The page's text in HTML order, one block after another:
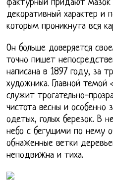
фактурный придают мазок
декоративный характер и
которым проникнута вся
Он больше доверяется
точно пишет
написана в 1897 году, за
художника. Главной
служит трогательно-
чистота весны и особенно
одетых, голых березок. В
небо с бегущими по нему
обнаженные ветки
неподвижна и тиха.